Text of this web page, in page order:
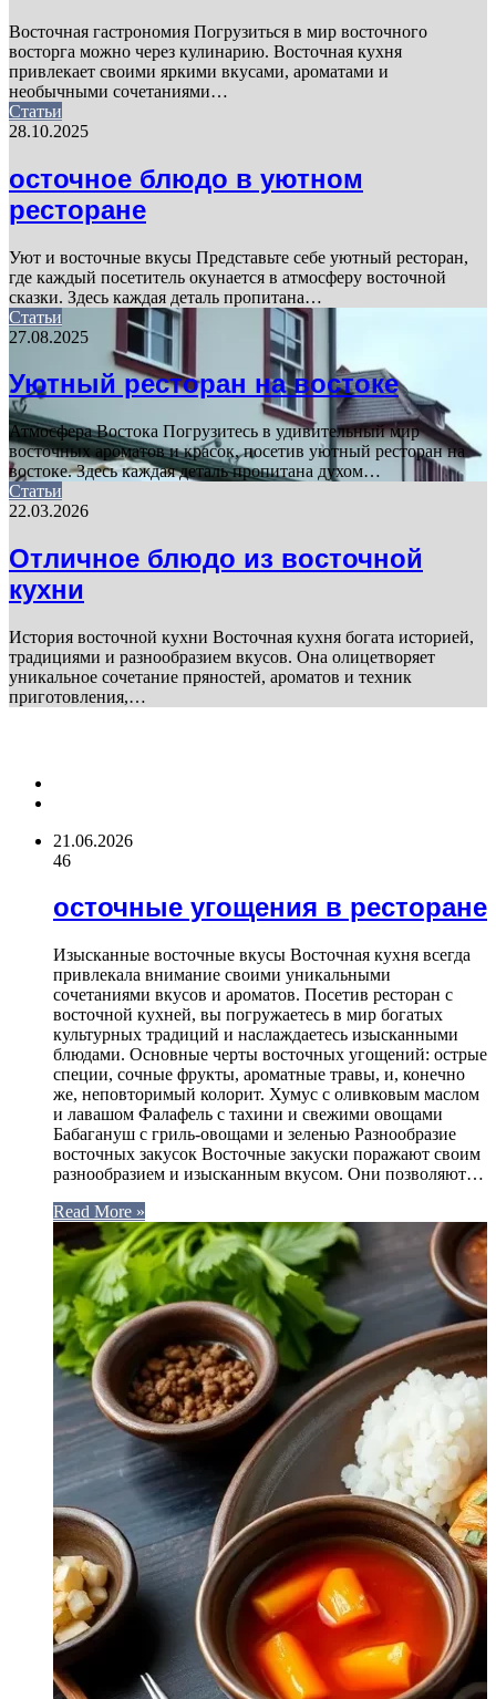
Восточная гастрономия Погрузиться в мир восточного
восторга можно через кулинарию. Восточная кухня
привлекает своими яркими вкусами, ароматами и
необычными сочетаниями…
Статьи
28.10.2025
осточное блюдо в уютном
ресторане
Уют и восточные вкусы Представьте себе уютный ресторан,
где каждый посетитель окунается в атмосферу восточной
сказки. Здесь каждая деталь пропитана…
Статьи
27.08.2025
Уютный ресторан на востоке
Атмосфера Востока Погрузитесь в удивительный мир
восточных ароматов и красок, посетив уютный ресторан на
востоке. Здесь каждая деталь пропитана духом…
Статьи
22.03.2026
Отличное блюдо из восточной
кухни
История восточной кухни Восточная кухня богата историей,
традициями и разнообразием вкусов. Она олицетворяет
уникальное сочетание пряностей, ароматов и техник
приготовления,…
21.06.2026
46
осточные угощения в ресторане
Изысканные восточные вкусы Восточная кухня всегда
привлекала внимание своими уникальными
сочетаниями вкусов и ароматов. Посетив ресторан с
восточной кухней, вы погружаетесь в мир богатых
культурных традиций и наслаждаетесь изысканными
блюдами. Основные черты восточных угощений: острые
специи, сочные фрукты, ароматные травы, и, конечно
же, неповторимый колорит. Хумус с оливковым маслом
и лавашом Фалафель с тахини и свежими овощами
Бабагануш с гриль-овощами и зеленью Разнообразие
восточных закусок Восточные закуски поражают своим
разнообразием и изысканным вкусом. Они позволяют…
Read More »